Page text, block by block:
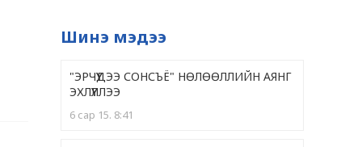
Шинэ мэдээ
"ЭРЧҮҮДЭЭ СОНСЪЁ" НӨЛӨӨЛЛИЙН АЯНГ
ЭХЛҮҮЛЛЭЭ
6 сар 15. 8:41